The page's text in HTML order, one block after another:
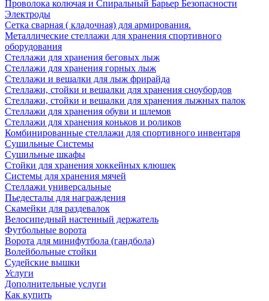
Проволока колючая и Спиральный Барьер Безопасности
Электроды
Сетка сварная ( кладочная) для армирования.
Металлические стеллажи для хранения спортивного
оборудования
Стеллажи для хранения беговых лыж
Стеллажи для хранения горных лыж
Стеллажи и вешалки для лыж фрирайда
Стеллажи, стойки и вешалки для хранения сноубордов
Стеллажи, стойки и вешалки для хранения лыжных палок
Стеллажи для хранения обуви и шлемов
Стеллажи для хранения коньков и роликов
Комбинированные стеллажи для спортивного инвентаря
Сушильные Системы
Сушильные шкафы
Стойки для хранения хоккейных клюшек
Системы для хранения мячей
Стеллажи универсальные
Пьедесталы для награждения
Скамейки для раздевалок
Велосипедный настенный держатель
Футбольные ворота
Ворота для минифутбола (гандбола)
Волейбольные стойки
Судейские вышки
Услуги
Дополнительные услуги
Как купить